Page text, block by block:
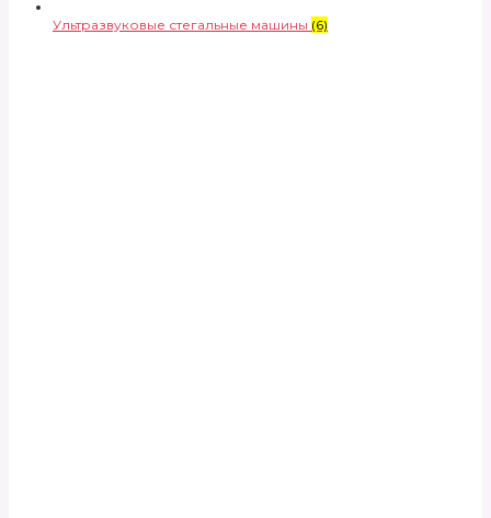
Ультразвуковые стегальные машины (6)